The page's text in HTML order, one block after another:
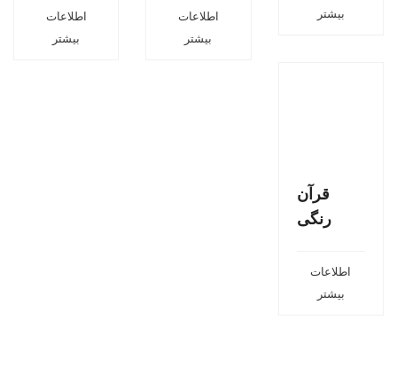
اطلاعات
بیشتر
اطلاعات
بیشتر
بیشتر
قرآن
رنگی
اطلاعات
بیشتر